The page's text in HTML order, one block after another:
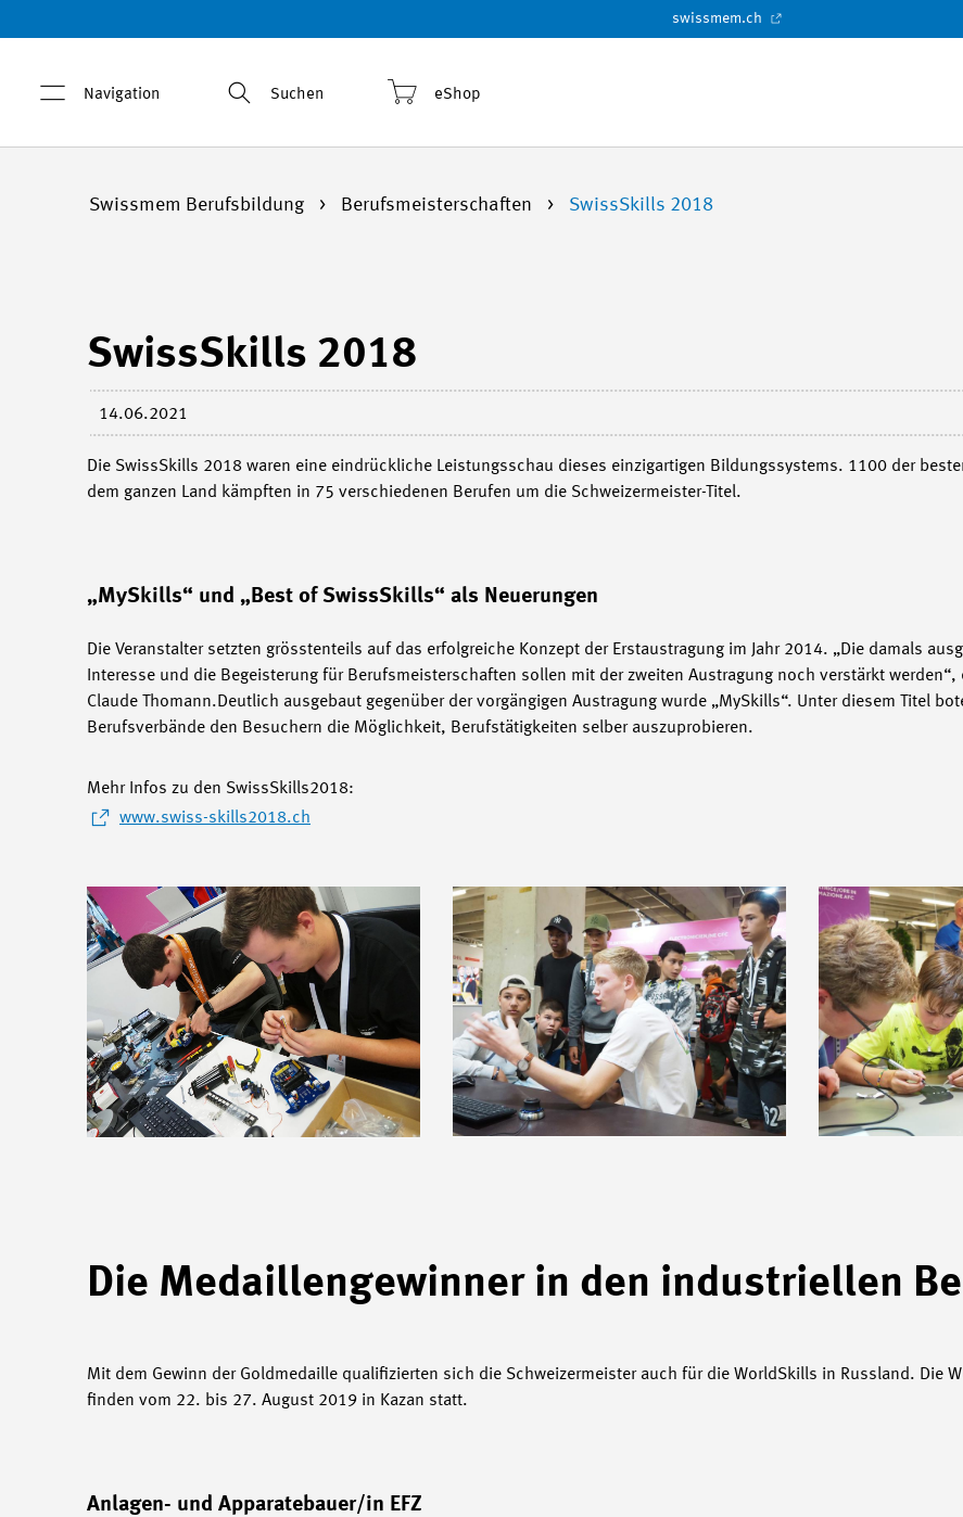
swissmem.ch
Navigation Suchen eShop
Swissmem Berufsbildung Berufsmeisterschaften SwissSkills 2018
SwissSkills 2018
14.06.2021
Die SwissSkills 2018 waren eine eindrückliche Leistungsschau dieses einzigartigen Bildungssystems. 1100 der
dem ganzen Land kämpften in 75 verschiedenen Berufen um die Schweizermeister-Titel.
„MySkills“ und „Best of SwissSkills“ als Neuerungen
Die Veranstalter setzten grösstenteils auf das erfolgreiche Konzept der Erstaustragung im Jahr 2014. „Die damals
Interesse und die Begeisterung für Berufsmeisterschaften sollen mit der zweiten Austragung noch verstärkt werden“,
Claude Thomann.Deutlich ausgebaut gegenüber der vorgängigen Austragung wurde „MySkills“. Unter diesem Titel
Berufsverbände den Besuchern die Möglichkeit, Berufstätigkeiten selber auszuprobieren.
Mehr Infos zu den SwissSkills2018:
www.swiss-skills2018.ch
Die Medaillengewinner in den industriellen
Mit dem Gewinn der Goldmedaille qualifizierten sich die Schweizermeister auch für die WorldSkills in Russland. Die
finden vom 22. bis 27. August 2019 in Kazan statt.
Anlagen- und Apparatebauer/in EFZ